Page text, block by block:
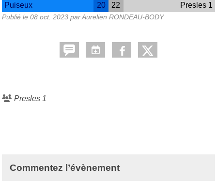
Puiseux 20 22 Presles 1
Publié le 08 oct. 2023 par Aurelien RONDEAU-BODY
Presles 1
Commentez l’évènement